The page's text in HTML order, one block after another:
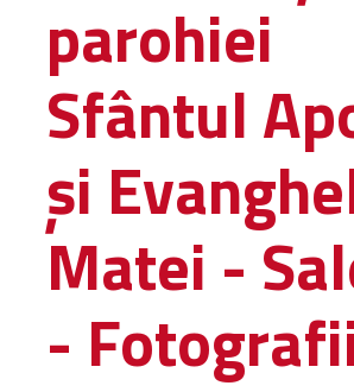
GALERII FOTO
CONTACT
parohiei
Sfântul
și
Matei -
-